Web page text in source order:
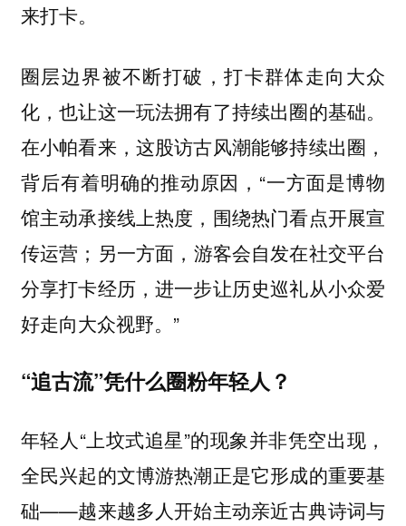
来打卡。
圈层边界被不断打破，打卡群体走向大众
化，也让这一玩法拥有了持续出圈的基础。
在小帕看来，这股访古风潮能够持续出圈，
背后有着明确的推动原因，“一方面是博物
馆主动承接线上热度，围绕热门看点开展宣
传运营；另一方面，游客会自发在社交平台
分享打卡经历，进一步让历史巡礼从小众爱
好走向大众视野。”
“追古流”凭什么圈粉年轻人？
年轻人“上坟式追星”的现象并非凭空出现，
全民兴起的文博游热潮正是它形成的重要基
础——越来越多人开始主动亲近古典诗词与